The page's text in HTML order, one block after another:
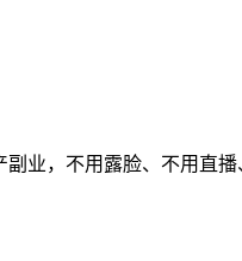
业，不用露脸、不用直